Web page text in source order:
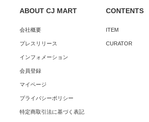
ABOUT CJ MART
会社概要
プレスリリース
インフォメーション
会員登録
マイページ
プライバシーポリシー
特定商取引法に基づく表記
CONTENTS
ITEM
CURATOR